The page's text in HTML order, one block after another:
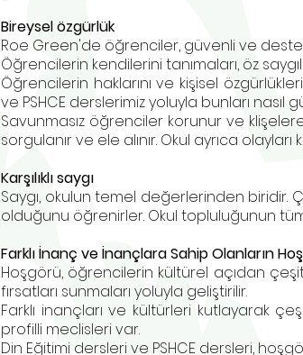
Bireysel özgürlük
Roe Green'de öğrenciler, güvenli ve
Öğrencilerin kendilerini tanımaları, öz
Öğrencilerin haklarını ve kişisel
ve PSHCE derslerimiz yoluyla bunları
Savunmasız öğrenciler korunur ve
sorgulanır ve ele alınır. Okul ayrıca
Karşılıklı saygı
Saygı, okulun temel değerlerinden biridir.
olduğunu öğrenirler. Okul topluluğunun
Farklı İnanç ve İnançlara Sahip Olanların
Hoşgörü, öğrencilerin kültürel açıdan
fırsatları sunmaları yoluyla geliştirilir.
Farklı inançları ve kültürleri kutlayarak
profilli meclisleri var.
Din Eğitimi dersleri ve PSHCE dersleri,